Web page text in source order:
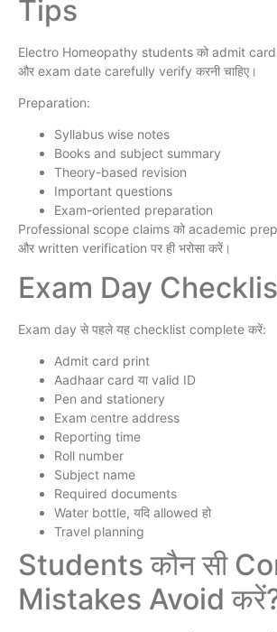
Tips
Electro Homeopathy students को admit
और exam date carefully verify करनी चाहिए।
Preparation:
Syllabus wise notes
Books and subject summary
Theory-based revision
Important questions
Exam-oriented preparation
Professional scope claims को academic
और written verification पर ही भरोसा करें।
Exam Day
Exam day से पहले यह checklist complete करें:
Admit card print
Aadhaar card या valid ID
Pen and stationery
Exam centre address
Reporting time
Roll number
Subject name
Required documents
Water bottle, यदि allowed हो
Travel planning
Students कौन सी
Mistakes Avoid